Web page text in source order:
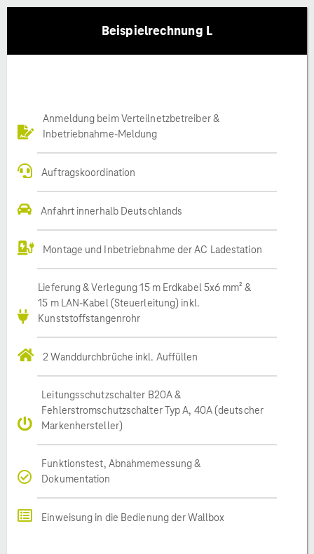
Beispielrechnung L
Anmeldung beim Verteilnetzbetreiber &
Inbetriebnahme-Meldung
Auftragskoordination
Anfahrt innerhalb Deutschlands
Montage und Inbetriebnahme der AC Ladestation
Lieferung & Verlegung 15 m Erdkabel 5x6 mm² &
15 m LAN-Kabel (Steuerleitung) inkl.
Kunststoffstangenrohr
2 Wanddurchbrüche inkl. Auffüllen
Leitungsschutzschalter B20A &
Fehlerstromschutzschalter Typ A, 40A (deutscher
Markenhersteller)
Funktionstest, Abnahmemessung &
Dokumentation
Einweisung in die Bedienung der Wallbox